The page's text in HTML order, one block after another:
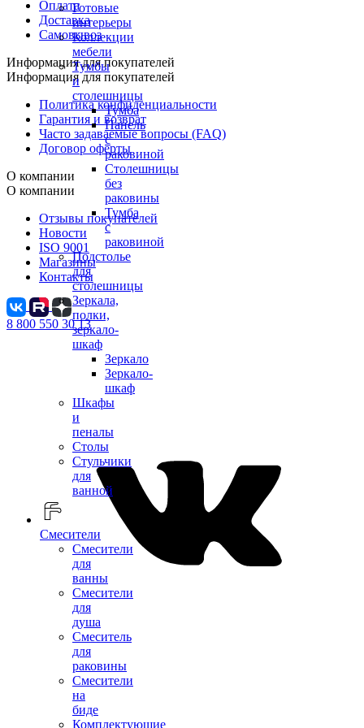
Готовые
интерьеры
Коллекции
мебели
Тумбы
и
столешницы
Тумба
Панель
с
раковиной
Столешницы
без
раковины
Тумба
с
раковиной
Подстолье
для
столешницы
Зеркала,
полки,
зеркало-
шкаф
Зеркало
Зеркало-
шкаф
Шкафы
и
пеналы
Столы
Стульчики
для
ванной
Смесители
Смесители
для
ванны
Смесители
для
душа
Смеситель
для
раковины
Смесители
на
биде
Комплектующие
Оплата
Доставка
Самовывоз
Информация для покупателей
Информация для покупателей
Политика конфиденциальности
Гарантия и возврат
Часто задаваемые вопросы (FAQ)
Договор оферты
О компании
О компании
Отзывы покупателей
Новости
ISO 9001
Магазины
Контакты
8 800 550 30 13